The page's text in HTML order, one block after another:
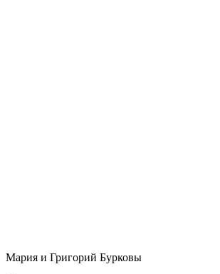
Мария и Григорий Бурковы